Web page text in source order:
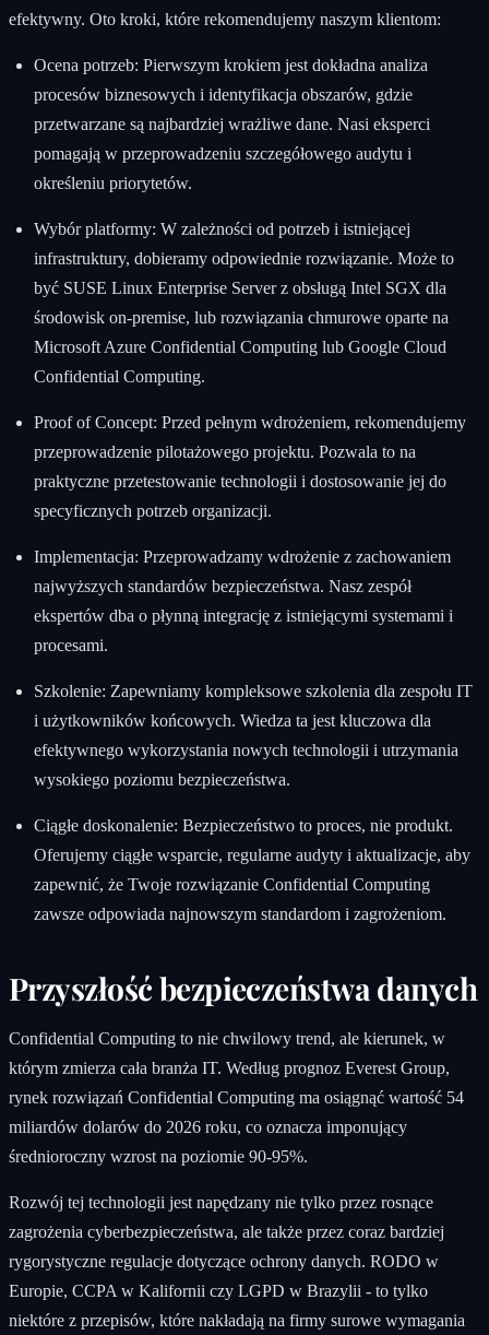
efektywny. Oto kroki, które rekomendujemy naszym klientom:
Ocena potrzeb: Pierwszym krokiem jest dokładna analiza
procesów biznesowych i identyfikacja obszarów, gdzie
przetwarzane są najbardziej wrażliwe dane. Nasi eksperci
pomagają w przeprowadzeniu szczegółowego audytu i
określeniu priorytetów.
Wybór platformy: W zależności od potrzeb i istniejącej
infrastruktury, dobieramy odpowiednie rozwiązanie. Może to
być SUSE Linux Enterprise Server z obsługą Intel SGX dla
środowisk on-premise, lub rozwiązania chmurowe oparte na
Microsoft Azure Confidential Computing lub Google Cloud
Confidential Computing.
Proof of Concept: Przed pełnym wdrożeniem, rekomendujemy
przeprowadzenie pilotażowego projektu. Pozwala to na
praktyczne przetestowanie technologii i dostosowanie jej do
specyficznych potrzeb organizacji.
Implementacja: Przeprowadzamy wdrożenie z zachowaniem
najwyższych standardów bezpieczeństwa. Nasz zespół
ekspertów dba o płynną integrację z istniejącymi systemami i
procesami.
Szkolenie: Zapewniamy kompleksowe szkolenia dla zespołu IT
i użytkowników końcowych. Wiedza ta jest kluczowa dla
efektywnego wykorzystania nowych technologii i utrzymania
wysokiego poziomu bezpieczeństwa.
Ciągłe doskonalenie: Bezpieczeństwo to proces, nie produkt.
Oferujemy ciągłe wsparcie, regularne audyty i aktualizacje, aby
zapewnić, że Twoje rozwiązanie Confidential Computing
zawsze odpowiada najnowszym standardom i zagrożeniom.
Przyszłość bezpieczeństwa danych
Confidential Computing to nie chwilowy trend, ale kierunek, w
którym zmierza cała branża IT. Według prognoz Everest Group,
rynek rozwiązań Confidential Computing ma osiągnąć wartość 54
miliardów dolarów do 2026 roku, co oznacza imponujący
średnioroczny wzrost na poziomie 90-95%.
Rozwój tej technologii jest napędzany nie tylko przez rosnące
zagrożenia cyberbezpieczeństwa, ale także przez coraz bardziej
rygorystyczne regulacje dotyczące ochrony danych. RODO w
Europie, CCPA w Kalifornii czy LGPD w Brazylii - to tylko
niektóre z przepisów, które nakładają na firmy surowe wymagania